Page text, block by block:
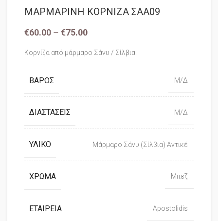
ΜΑΡΜΑΡΙΝΗ ΚΟΡΝΙΖΑ ΣΑΑ09
€60.00 – €75.00
Κορνίζα από μάρμαρο Σάνυ / Σίλβια.
ΒΆΡΟΣ Μ/Δ
ΔΙΑΣΤΆΣΕΙΣ Μ/Δ
ΥΛΙΚΌ Μάρμαρο Σάνυ (Σίλβια) Αντικέ
ΧΡΏΜΑ Μπεζ
ΕΤΑΙΡΕΊΑ Apostolidis